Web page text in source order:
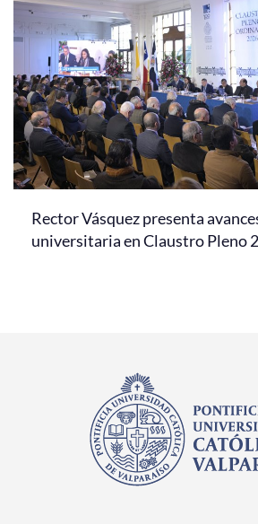
Rector Vásquez presenta
universitaria en Claustro Pleno